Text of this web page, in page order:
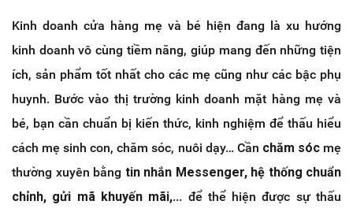
Kinh doanh cửa hàng mẹ và bé hiện đang là xu hướng
kinh doanh vô cùng tiềm năng, giúp mang đến những tiện
ích, sản phẩm tốt nhất cho các mẹ cũng như các bậc phụ
huynh. Bước vào thị trường kinh doanh mặt hàng mẹ và
bé, bạn cần chuẩn bị kiến thức, kinh nghiệm để thấu hiểu
cách mẹ sinh con, chăm sóc, nuôi dạy… Cần chăm sócmẹ
thường xuyên bằng tin nhắn Messenger, hệ thống chuẩn
chỉnh, gửi mã khuyến mãi,... để thể hiện được sự thấu